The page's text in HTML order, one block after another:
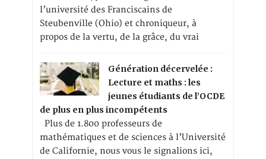
l’université des Franciscains de
Steubenville (Ohio) et chroniqueur, à
propos de la vertu, de la grâce, du vrai
Génération décervelée :
Lecture et maths : les
jeunes étudiants de l’OCDE
de plus en plus incompétents
Plus de 1.800 professeurs de
mathématiques et de sciences à l’Université
de Californie, nous vous le signalions ici,